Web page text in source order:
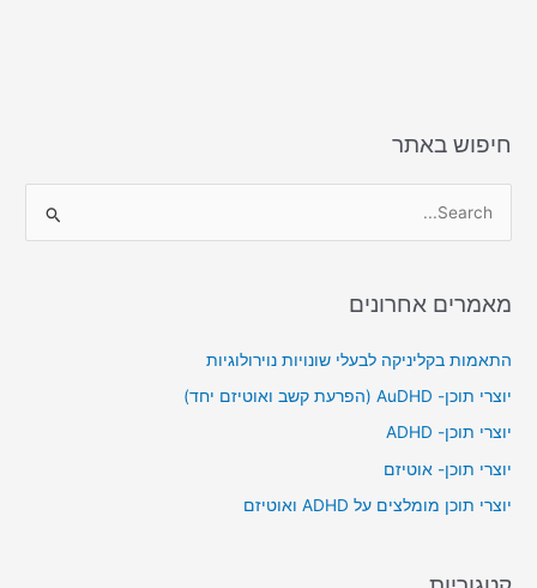
k
חיפוש באתר
r
o
r
:
מאמרים אחרונים
התאמות בקליניקה לבעלי שונויות נוירולוגיות
יוצרי תוכן- AuDHD (הפרעת קשב ואוטיזם יחד)
יוצרי תוכן- ADHD
יוצרי תוכן- אוטיזם
יוצרי תוכן מומלצים על ADHD ואוטיזם